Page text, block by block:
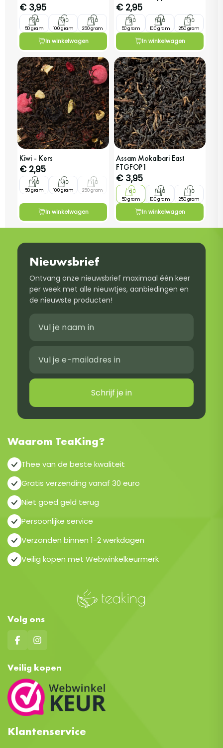
€ 3,95
S
50 gram
M
100 gram
L
250 gram
In winkelwagen
€ 2,95
S
50 gram
M
100 gram
L
250 gram
In winkelwagen
Kiwi - Kers
€ 2,95
S
50 gram
M
100 gram
L
250 gram
In winkelwagen
Assam Mokalbari East
FTGFOP1
€ 3,95
S
50 gram
M
100 gram
L
250 gram
In winkelwagen
Nieuwsbrief
Ontvang onze nieuwsbrief maximaal één keer
per week met alle nieuwtjes, aanbiedingen en
de nieuwste producten!
Schrijf je in
Waarom TeaKing?
Thee van de beste kwaliteit
Gratis verzending vanaf 30 euro
Niet goed geld terug
Persoonlijke service
Verzonden binnen 1-2 werkdagen
Veilig kopen met Webwinkelkeurmerk
Volg ons
Veilig kopen
Klantenservice